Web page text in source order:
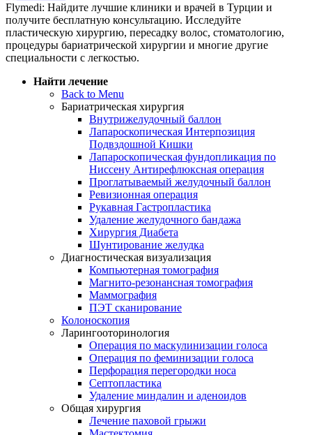
Flymedi: Найдите лучшие клиники и врачей в Турции и
получите бесплатную консультацию. Исследуйте
пластическую хирургию, пересадку волос, стоматологию,
процедуры бариатрической хирургии и многие другие
специальности с легкостью.
Найти лечение
Back to Menu
Бариатрическая хирургия
Внутрижелудочный баллон
Лапароскопическая Интерпозиция
Подвздошной Кишки
Лапароскопическая фундопликация по
Ниссену Антирефлюксная операция
Проглатываемый желудочный баллон
Ревизионная операция
Рукавная Гастропластика
Удаление желудочного бандажа
Хирургия Диабета
Шунтирование желудка
Диагностическая визуализация
Компьютерная томография
Магнито-резонансная томография
Маммография
ПЭТ сканирование
Колоноскопия
Ларингооторинология
Операция по маскулинизации голоса
Операция по феминизации голоса
Перфорация перегородки носа
Септопластика
Удаление миндалин и аденоидов
Общая хирургия
Лечение паховой грыжи